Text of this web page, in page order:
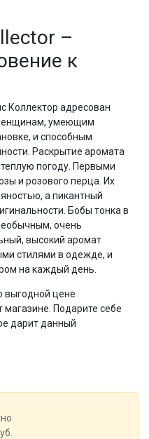
–
к
Коллектор адресован
умеющим
и способным
Раскрытие аромата
погоду. Первыми
и розового перца. Их
а пикантный
Бобы тонка в
очень
высокий аромат
стилями в одежде, и
на каждый день.
выгодной цене
Подарите себе
дарит данный